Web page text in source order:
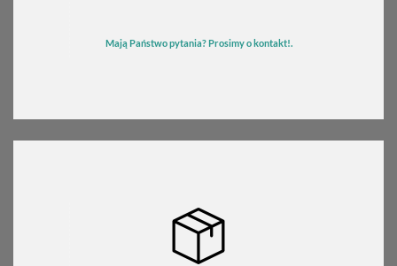
Mają Państwo pytania? Prosimy o kontakt!.